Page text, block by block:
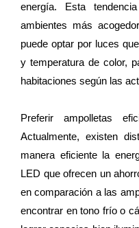
energía. Esta
ambientes más
puede optar por luces
y temperatura de color,
habitaciones según las
Preferir ampolletas
Actualmente, existen
manera eficiente la
LED que ofrecen un
en comparación a las
encontrar en tono frío o